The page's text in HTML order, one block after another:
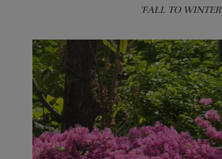
'FALL TO WINTER'